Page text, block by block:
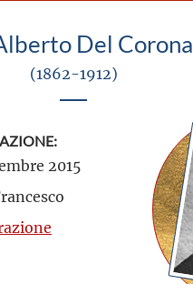
Del Corona
(1862-1912)
2015